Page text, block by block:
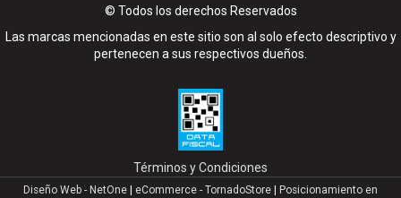
© Todos los derechos Reservados
Las marcas mencionadas en este sitio son al solo efecto descriptivo y
pertenecen a sus respectivos dueños.
Términos y Condiciones
Diseño Web - NetOne | eCommerce - TornadoStore | Posicionamiento en